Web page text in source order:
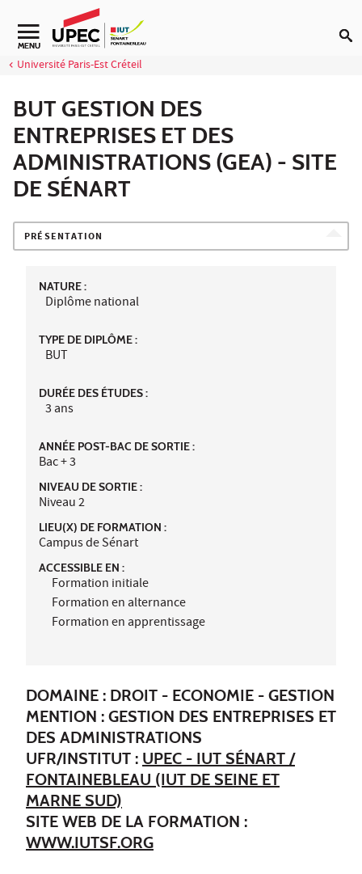
Aller au contenu
Navigation secondaire
MENU
Université Paris-Est Créteil
BUT GESTION DES
ENTREPRISES ET DES
ADMINISTRATIONS (GEA) - SITE
DE SÉNART
PRÉSENTATION
NATURE :
Diplôme national
TYPE DE DIPLÔME :
BUT
DURÉE DES ÉTUDES :
3 ans
ANNÉE POST-BAC DE SORTIE :
Bac + 3
NIVEAU DE SORTIE :
Niveau 2
LIEU(X) DE FORMATION :
Campus de Sénart
ACCESSIBLE EN :
Formation initiale
Formation en alternance
Formation en apprentissage
DOMAINE : DROIT - ECONOMIE - GESTION
MENTION : GESTION DES ENTREPRISES ET
DES ADMINISTRATIONS
UFR/INSTITUT : UPEC - IUT SÉNART /
FONTAINEBLEAU (IUT DE SEINE ET
MARNE SUD)
SITE WEB DE LA FORMATION :
WWW.IUTSF.ORG